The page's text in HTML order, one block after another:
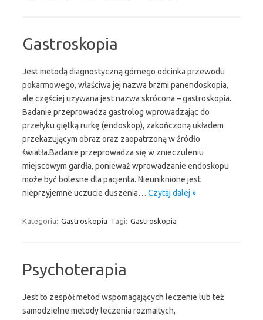
Gastroskopia
Jest metodą diagnostyczną górnego odcinka przewodu
pokarmowego, właściwa jej nazwa brzmi panendoskopia,
ale częściej używana jest nazwa skrócona – gastroskopia.
Badanie przeprowadza gastrolog wprowadzając do
przełyku giętką rurkę (endoskop), zakończoną układem
przekazującym obraz oraz zaopatrzoną w źródło
światła.Badanie przeprowadza się w znieczuleniu
miejscowym gardła, ponieważ wprowadzanie endoskopu
może być bolesne dla pacjenta. Nieuniknione jest
nieprzyjemne uczucie duszenia… Czytaj dalej »
Kategoria: Gastroskopia Tagi: Gastroskopia
Psychoterapia
Jest to zespół metod wspomagających leczenie lub też
samodzielne metody leczenia rozmaitych,